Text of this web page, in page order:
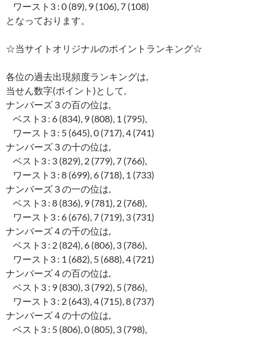
ワースト3 : 0 (89), 9 (106), 7 (108)
となっております。
☆当サイトオリジナルのポイントランキング☆
各位の過去出現頻度ランキングは,
当せん数字(ポイント)として,
ナンバーズ３の百の位は,
ベスト3 : 6 (834), 9 (808), 1 (795),
ワースト3 : 5 (645), 0 (717), 4 (741)
ナンバーズ３の十の位は,
ベスト3 : 3 (829), 2 (779), 7 (766),
ワースト3 : 8 (699), 6 (718), 1 (733)
ナンバーズ３の一の位は,
ベスト3 : 8 (836), 9 (781), 2 (768),
ワースト3 : 6 (676), 7 (719), 3 (731)
ナンバーズ４の千の位は,
ベスト3 : 2 (824), 6 (806), 3 (786),
ワースト3 : 1 (682), 5 (688), 4 (721)
ナンバーズ４の百の位は,
ベスト3 : 9 (830), 3 (792), 5 (786),
ワースト3 : 2 (643), 4 (715), 8 (737)
ナンバーズ４の十の位は,
ベスト3 : 5 (806), 0 (805), 3 (798),